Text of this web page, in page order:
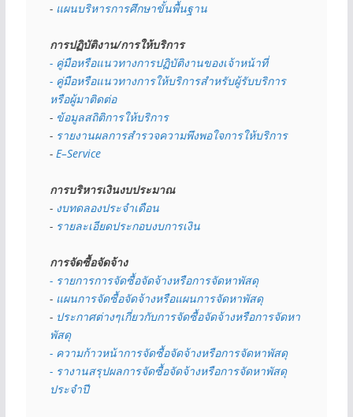
- แผนบริหารการศึกษาขั้นพื้นฐาน
การปฏิบัติงาน/การให้บริการ
- คู่มือหรือแนวทางการปฏิบัติงานของเจ้าหน้าที่
- คู่มือหรือแนวทางการให้บริการสำหรับผู้รับบริการ
หรือผู้มาติดต่อ
- ข้อมูลสถิติการให้บริการ
- รายงานผลการสำรวจความพึงพอใจการให้บริการ
- E–Service
การบริหารเงินงบประมาณ
- งบทดลองประจำเดือน
- รายละเอียดประกอบงบการเงิน
การจัดซื้อจัดจ้าง
- รายการการจัดซื้อจัดจ้างหรือการจัดหาพัสดุ
- แผนการจัดซื้อจัดจ้างหรือแผนการจัดหาพัสดุ
- ประกาศต่างๆเกี่ยวกับการจัดซื้อจัดจ้างหรือการจัดหา
พัสดุ
- ความก้าวหน้าการจัดซื้อจัดจ้างหรือการจัดหาพัสดุ
- รางานสรุปผลการจัดซื้อจัดจ้างหรือการจัดหาพัสดุ
ประจำปี